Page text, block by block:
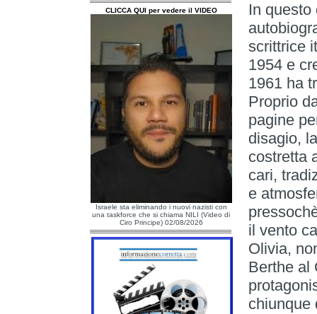
CLICCA QUI per vedere il VIDEO
Israele sta eliminando i nuovi nazisti con
una taskforce che si chiama NILI (Video di
Ciro Principe) 02/08/2026
In
scrittrice
1954 e
1961 ha
Proprio
pagine
disagio,
costretta
cari,
e
il vento
Olivia,
Berthe al
chiunque